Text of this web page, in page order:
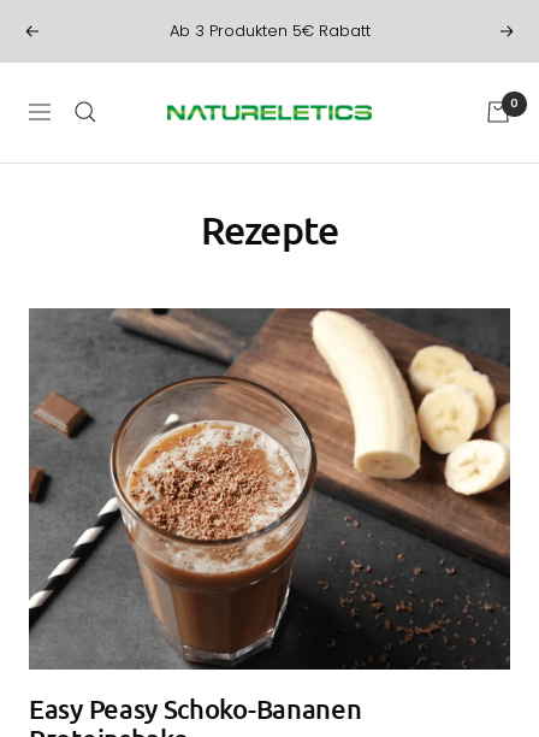
zumZurück Ab 3 Produkten 5€ Rabatt
Navigation
NATURELETICS 0
Rezepte
Easy Peasy Schoko-Bananen